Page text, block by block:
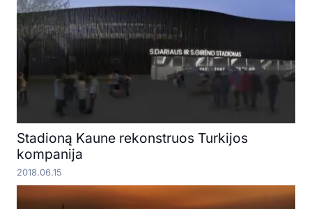
Stadioną Kaune rekonstruos Turkijos
kompanija
2018.06.15